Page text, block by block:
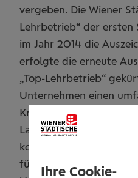
vergeben. Die Wiener
Lehrbetrieb“ der
im Jahr 2014 die
erfolgte die erneute
„Top-Lehrbetrieb“
Unternehmen einen
Kriterienkatalog
Landesdirektion Wien
kostenlose
für herausragende
Ihre Cookie-